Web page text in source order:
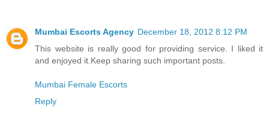
Mumbai Escorts Agency December 18, 2012 8:12 PM
This website is really good for providing service. I liked it
and enjoyed it.Keep sharing such important posts.
Mumbai Female Escorts
Reply